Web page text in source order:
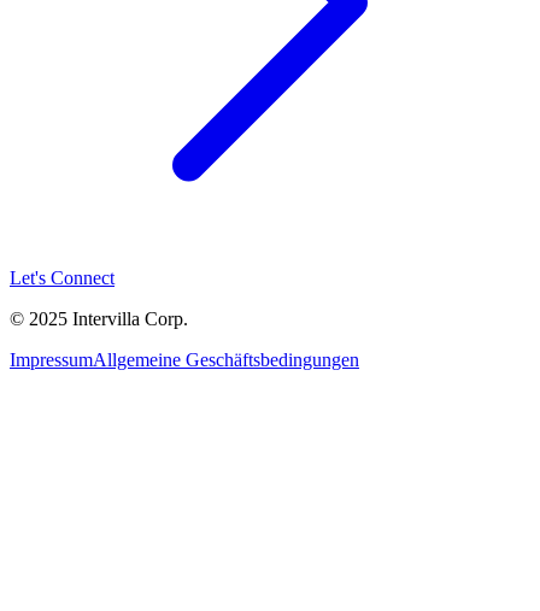
Let's Connect
© 2025 Intervilla Corp.
ImpressumAllgemeine Geschäftsbedingungen